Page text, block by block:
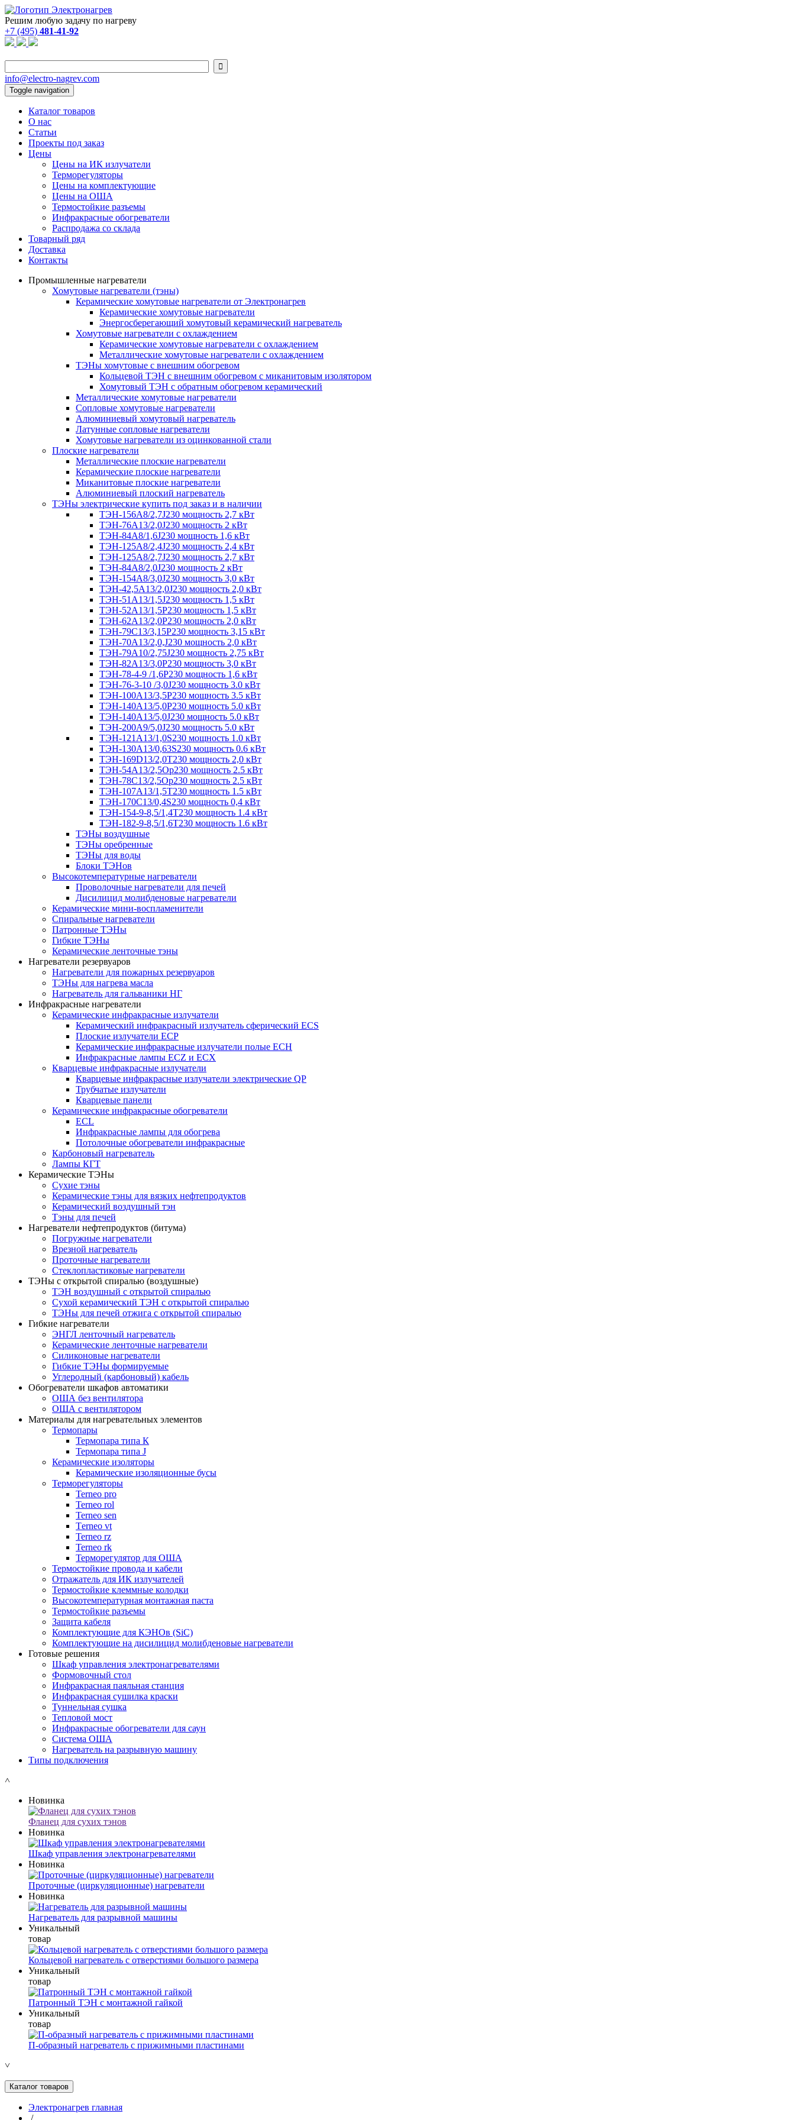
Решим любую задачу по нагреву
+7 (495) 481-41-92

info@electro-nagrev.com
Toggle navigation
Каталог товаров
О нас
Статьи
Проекты под заказ
Цены
Цены на ИК излучатели
Терморегуляторы
Цены на комплектующие
Цены на ОША
Термостойкие разъемы
Инфракрасные обогреватели
Распродажа со склада
Товарный ряд
Доставка
Контакты
Промышленные нагреватели
Хомутовые нагреватели (тэны)
Керамические хомутовые нагреватели от Электронагрев
Керамические хомутовые нагреватели
Энергосберегающий хомутовый керамический нагреватель
Хомутовые нагреватели с охлаждением
Керамические хомутовые нагреватели с охлаждением
Металлические хомутовые нагреватели с охлаждением
ТЭНы хомутовые с внешним обогревом
Кольцевой ТЭН с внешним обогревом с миканитовым изолятором
Хомутовый ТЭН с обратным обогревом керамический
Металлические хомутовые нагреватели
Сопловые хомутовые нагреватели
Алюминиевый хомутовый нагреватель
Латунные сопловые нагреватели
Хомутовые нагреватели из оцинкованной стали
Плоские нагреватели
Металлические плоские нагреватели
Керамические плоские нагреватели
Миканитовые плоские нагреватели
Алюминиевый плоский нагреватель
ТЭНы электрические купить под заказ и в наличии
ТЭН-156А8/2,7J230 мощность 2,7 кВт
ТЭН-76А13/2,0J230 мощность 2 кВт
ТЭН-84А8/1,6J230 мощность 1,6 кВт
ТЭН-125А8/2,4J230 мощность 2,4 кВт
ТЭН-125А8/2,7J230 мощность 2,7 кВт
ТЭН-84А8/2,0J230 мощность 2 кВт
ТЭН-154А8/3,0J230 мощность 3,0 кВт
ТЭН-42,5А13/2,0J230 мощность 2,0 кВт
ТЭН-51А13/1,5J230 мощность 1,5 кВт
ТЭН-52А13/1,5Р230 мощность 1,5 кВт
ТЭН-62А13/2,0Р230 мощность 2,0 кВт
ТЭН-79С13/3,15Р230 мощность 3,15 кВт
ТЭН-70А13/2,0,J230 мощность 2,0 кВт
ТЭН-79А10/2,75J230 мощность 2,75 кВт
ТЭН-82А13/3,0Р230 мощность 3,0 кВт
ТЭН-78-4-9 /1,6P230 мощность 1,6 кВт
ТЭН-76-3-10 /3,0J230 мощность 3.0 кВт
ТЭН-100А13/3,5Р230 мощность 3.5 кВт
ТЭН-140А13/5,0Р230 мощность 5.0 кВт
ТЭН-140А13/5,0J230 мощность 5.0 кВт
ТЭН-200А9/5,0J230 мощность 5.0 кВт
ТЭН-121А13/1,0S230 мощность 1.0 кВт
ТЭН-130А13/0,63S230 мощность 0.6 кВт
ТЭН-169D13/2,0T230 мощность 2,0 кВт
ТЭН-54А13/2,5Ор230 мощность 2.5 кВт
ТЭН-78С13/2,5Ор230 мощность 2.5 кВт
ТЭН-107А13/1,5Т230 мощность 1.5 кВт
ТЭН-170C13/0,4S230 мощность 0,4 кВт
ТЭН-154-9-8,5/1,4Т230 мощность 1.4 кВт
ТЭН-182-9-8,5/1,6Т230 мощность 1.6 кВт
ТЭНы воздушные
ТЭНы оребренные
ТЭНы для воды
Блоки ТЭНов
Высокотемпературные нагреватели
Проволочные нагреватели для печей
Дисилицид молибденовые нагреватели
Керамические мини-воспламенители
Спиральные нагреватели
Патронные ТЭНы
Гибкие ТЭНы
Керамические ленточные тэны
Нагреватели резервуаров
Нагреватели для пожарных резервуаров
ТЭНы для нагрева масла
Нагреватель для гальваники НГ
Инфракрасные нагреватели
Керамические инфракрасные излучатели
Керамический инфракрасный излучатель сферический ECS
Плоские излучатели ECP
Керамические инфракрасные излучатели полые ECH
Инфракрасные лампы ECZ и ECX
Кварцевые инфракрасные излучатели
Кварцевые инфракрасные излучатели электрические QP
Трубчатые излучатели
Кварцевые панели
Керамические инфракрасные обогреватели
ECL
Инфракрасные лампы для обогрева
Потолочные обогреватели инфракрасные
Карбоновый нагреватель
Лампы КГТ
Керамические ТЭНы
Сухие тэны
Керамические тэны для вязких нефтепродуктов
Керамический воздушный тэн
Тэны для печей
Нагреватели нефтепродуктов (битума)
Погружные нагреватели
Врезной нагреватель
Проточные нагреватели
Стеклопластиковые нагреватели
ТЭНы с открытой спиралью (воздушные)
ТЭН воздушный с открытой спиралью
Сухой керамический ТЭН с открытой спиралью
ТЭНы для печей отжига с открытой спиралью
Гибкие нагреватели
ЭНГЛ ленточный нагреватель
Керамические ленточные нагреватели
Силиконовые нагреватели
Гибкие ТЭНы формируемые
Углеродный (карбоновый) кабель
Обогреватели шкафов автоматики
ОША без вентилятора
ОША с вентилятором
Материалы для нагревательных элементов
Термопары
Термопара типа К
Термопара типа J
Керамические изоляторы
Керамические изоляционные бусы
Терморегуляторы
Terneo pro
Terneo rol
Terneo sen
Тerneo vt
Terneo rz
Terneo rk
Терморегулятор для ОША
Термостойкие провода и кабели
Отражатель для ИК излучателей
Термостойкие клеммные колодки
Высокотемпературная монтажная паста
Термостойкие разъемы
Защита кабеля
Комплектующие для КЭНОв (SiC)
Комплектующие на дисилицид молибденовые нагреватели
Готовые решения
Шкаф управления электронагревателями
Формовочный стол
Инфракрасная паяльная станция
Инфракрасная сушилка краски
Туннельная сушка
Тепловой мост
Инфракрасные обогреватели для саун
Система ОША
Нагреватель на разрывную машину
Типы подключения
˄
Новинка
Фланец для сухих тэнов
Новинка
Шкаф управления электронагревателями
Новинка
Проточные (циркуляционные) нагреватели
Новинка
Нагреватель для разрывной машины
Уникальный
товар
Кольцевой нагреватель с отверстиями большого размера
Уникальный
товар
Патронный ТЭН с монтажной гайкой
Уникальный
товар
П-образный нагреватель с прижимными пластинами
˅
Каталог товаров
Электронагрев главная
/